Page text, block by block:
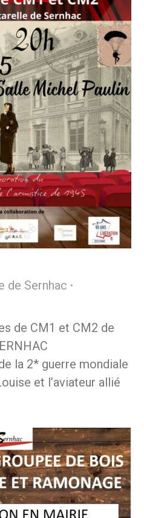
de Sernhac
de CM1 et CM2 de
la 2* guerre mondiale
et l’aviateur allié